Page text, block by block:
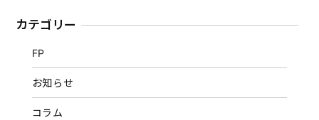
カテゴリー
FP
お知らせ
コラム